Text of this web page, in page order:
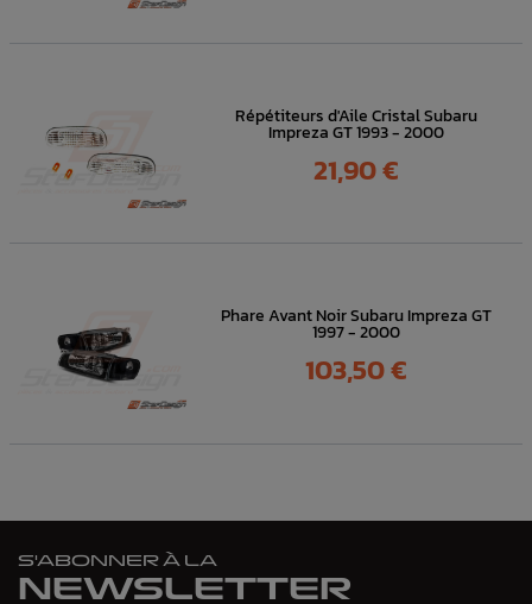
Répétiteurs d'Aile Cristal Subaru
Impreza GT 1993 - 2000
Prix
21,90 €
Phare Avant Noir Subaru Impreza GT
1997 - 2000
Prix
103,50 €
S'ABONNER À LA
NEWSLETTER